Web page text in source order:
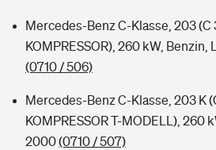
Mercedes-Benz C-Klasse, 203 (C
KOMPRESSOR), 260 kW,
(0710 / 506)
Mercedes-Benz C-Klasse, 203 K
KOMPRESSOR T-MODELL), 260
2000(0710 / 507)